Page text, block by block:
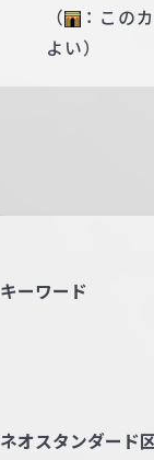
（
：この
よい）
キーワード
ネオスタンダード